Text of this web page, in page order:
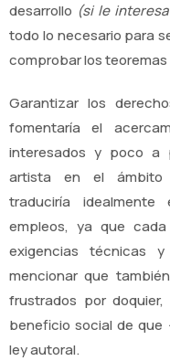
desarrollo (si le
todo lo necesario para
comprobar los
Garantizar los
fomentaría el
interesados y poco a
artista en el ámbito
traduciría
empleos, ya que
exigencias técnicas
mencionar que
frustrados por
beneficio social de que
ley autoral.